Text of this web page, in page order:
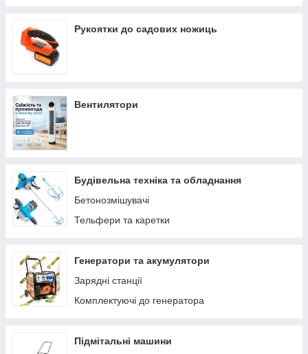
Рукоятки до садових ножиць
Вентилятори
Будівельна техніка та обладнання
Бетонозмішувачі
Тельфери та каретки
Генератори та акумулятори
Зарядні станції
Комплектуючі до генератора
Підмітальні машини